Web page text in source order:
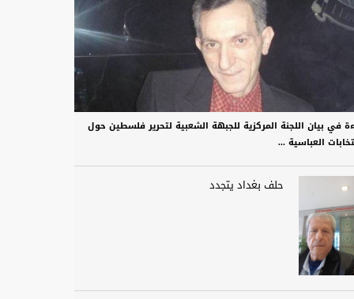
في بيان اللجنة المركزية للجبهة الشعبية لتحرير فلسطين حول
العباسية ...
حلف بغداد يتجدد